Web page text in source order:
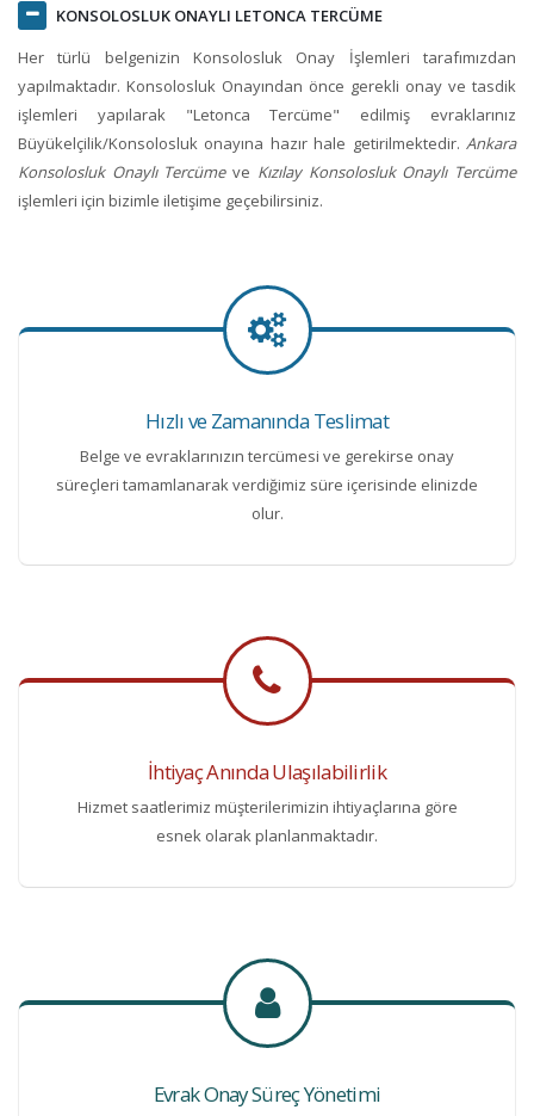
KONSOLOSLUK ONAYLI LETONCA TERCÜME
Her türlü belgenizin Konsolosluk Onay İşlemleri tarafımızdan
yapılmaktadır. Konsolosluk Onayından önce gerekli onay ve tasdik
işlemleri yapılarak "Letonca Tercüme" edilmiş evraklarınız
Büyükelçilik/Konsolosluk onayına hazır hale getirilmektedir. Ankara
Konsolosluk Onaylı Tercümeve Kızılay Konsolosluk Onaylı Tercüme
işlemleri için bizimle iletişime geçebilirsiniz.
Hızlı ve Zamanında Teslimat
Belge ve evraklarınızın tercümesi ve gerekirse onay
süreçleri tamamlanarak verdiğimiz süre içerisinde elinizde
olur.
İhtiyaç Anında Ulaşılabilirlik
Hizmet saatlerimiz müşterilerimizin ihtiyaçlarına göre
esnek olarak planlanmaktadır.
Evrak Onay Süreç Yönetimi